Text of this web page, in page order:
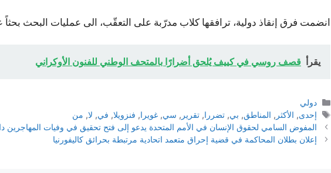
انضمت فرق إنقاذ دولية، ترافقها كلاب مدرّبة على التعقّب، الى عمليات البحث
يقرأ قصف روسي في كييف يُلحق أضرارًا بالمتحف الوطني للفنون الأوكراني
التصنيفات
دولي
الوسوم
إحدى, الأكثر , المناطق, بي,تضررا,تقرير , سي,غويرا, فنزويلا, في, لا, من
المفوض السامي لحقوق الإنسان في الأمم المتحدة يدعو إلى فتح تحقيق في وفيات المهاجرين
إعلان بطلان المحاكمة في قضية إحراق متعمد اتحادية مرتبطة بحرائق كاليفورنيا